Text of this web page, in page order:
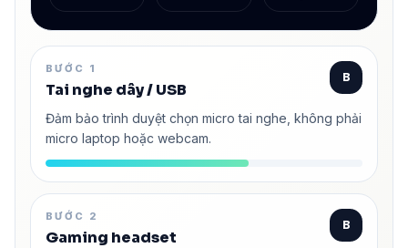
BƯỚC 1
Tai nghe dây / USB
B
Đảm bảo trình duyệt chọn micro tai nghe, không phải
micro laptop hoặc webcam.
BƯỚC 2
Gaming headset
B